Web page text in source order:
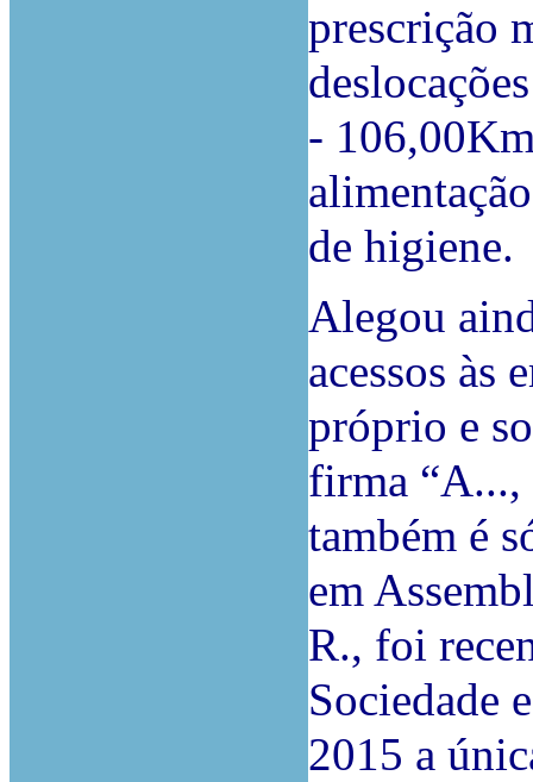
prescrição
-
de higiene.
Alegou
acessos às
próprio e
firma “A...,
também é
em
R., foi
Sociedade
2015 a